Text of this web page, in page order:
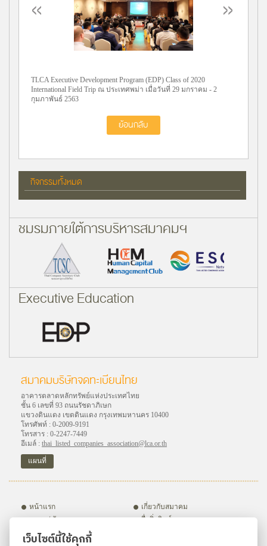
TLCA Executive Development Program (EDP) Class of 2020
International Field Trip ณ ประเทศพม่า เมื่อวันที่ 29 มกราคม - 2
กุมภาพันธ์ 2563
ย้อนกลับ
กิจกรรมทั้งหมด
ชมรมภายใต้การบริหารสมาคมฯ
Executive Education
สมาคมบริษัทจดทะเบียนไทย
อาคารตลาดหลักทรัพย์แห่งประเทศไทย
ชั้น 6 เลขที่ 93 ถนนรัชดาภิเษก
แขวงดินแดง เขตดินแดง กรุงเทพมหานคร 10400
โทรศัพท์ : 0-2009-9191
โทรสาร : 0-2247-7449
อีเมล์ : thai_listed_companies_association@lca.or.th
แผนที่
หน้าแรก
อบรม / สัมมนา
กิจกรรม
บริษัทสมาชิก
เกี่ยวกับสมาคม
สื่อสิ่งพิมพ์
เว็บไซต์นี้ใช้คุกกี้